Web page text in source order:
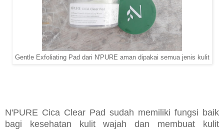
Gentle Exfoliating Pad dari N'PURE aman dipakai semua jenis kulit
N'PURE Cica Clear Pad sudah memiliki fungsi baik
bagi kesehatan kulit wajah dan membuat kulit